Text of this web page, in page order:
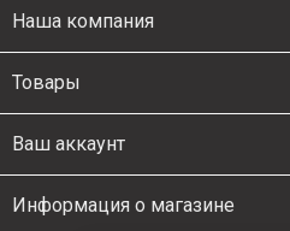
Наша компания
Товары
Ваш аккаунт
Информация о магазине